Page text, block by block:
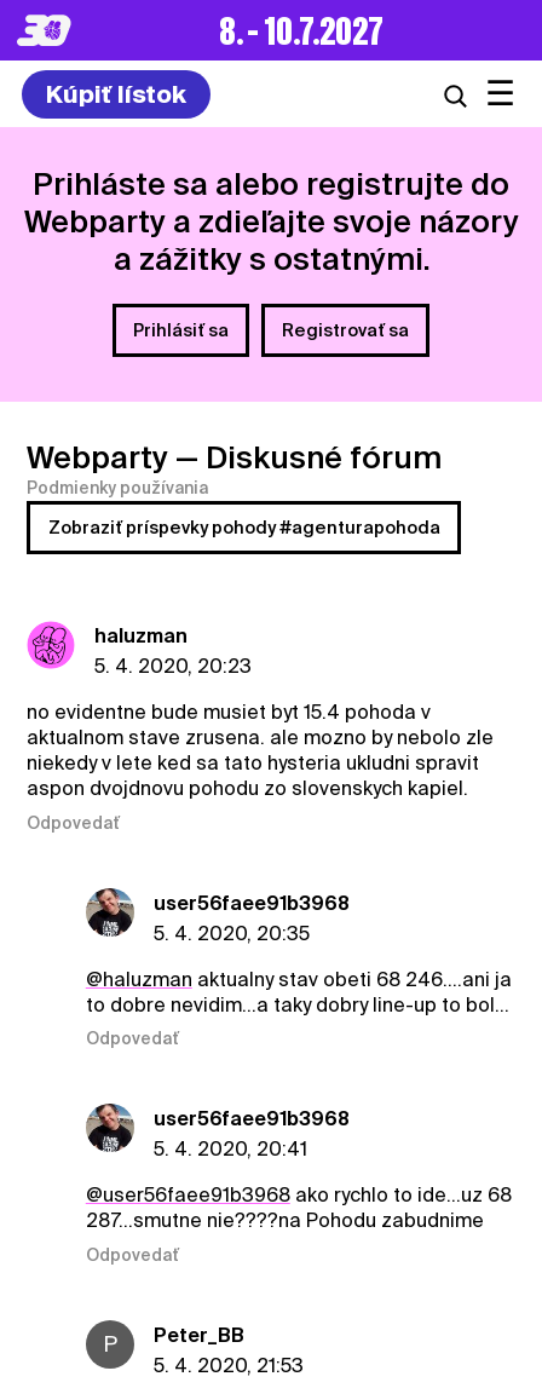
8. – 10.7.2027
Kúpiť lístok ☰
Prihláste sa alebo registrujte do
Webparty a zdieľajte svoje názory
a zážitky s ostatnými.
Prihlásiť sa Registrovať sa
Webparty — Diskusné fórum
Podmienky používania
Zobraziť príspevky pohody #agenturapohoda
haluzman
5. 4. 2020, 20:23
no evidentne bude musiet byt 15.4 pohoda v
aktualnom stave zrusena. ale mozno by nebolo zle
niekedy v lete ked sa tato hysteria ukludni spravit
aspon dvojdnovu pohodu zo slovenskych kapiel.
Odpovedať
user56faee91b3968
5. 4. 2020, 20:35
@haluzman aktualny stav obeti 68 246....ani ja
to dobre nevidim...a taky dobry line-up to bol...
Odpovedať
user56faee91b3968
5. 4. 2020, 20:41
@user56faee91b3968ako rychlo to ide...uz 68
287...smutne nie????na Pohodu zabudnime
Odpovedať
P
Peter_BB
5. 4. 2020, 21:53